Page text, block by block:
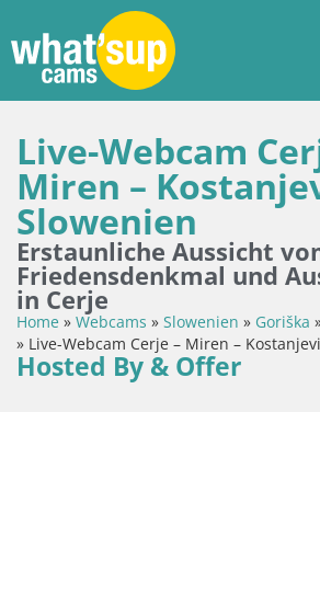
Live-Webcam
Miren –
Slowenien
Erstaunliche Aussicht
Friedensdenkmal und
in Cerje
Home » Webcams » Slowenien » Goriška
» Live-Webcam Cerje – Miren –
Hosted By & Offer